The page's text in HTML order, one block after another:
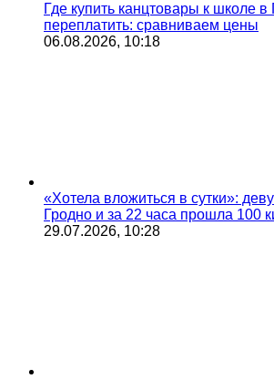
Где купить канцтовары к школе в
переплатить: сравниваем цены
06.08.2026, 10:18
«Хотела вложиться в сутки»:
Гродно и за 22 часа прошла 100
29.07.2026, 10:28